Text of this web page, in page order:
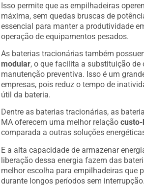
Isso permite que as empilhadeiras
máxima, sem quedas bruscas de
essencial para manter a produtividade
operação de equipamentos pesados.
As baterias tracionárias também
modular, o que facilita a substituição de
manutenção preventiva. Isso é um
empresas, pois reduz o tempo de
útil da bateria.
Dentre as baterias tracionárias, as
MA oferecem uma melhor relação
comparada a outras soluções
E a alta capacidade de armazenar
liberação dessa energia fazem das
melhor escolha para empilhadeiras que
durante longos períodos sem interrupção.